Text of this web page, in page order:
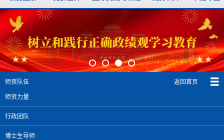
师资队伍 返回首页
师资力量
行政团队
博士生导师